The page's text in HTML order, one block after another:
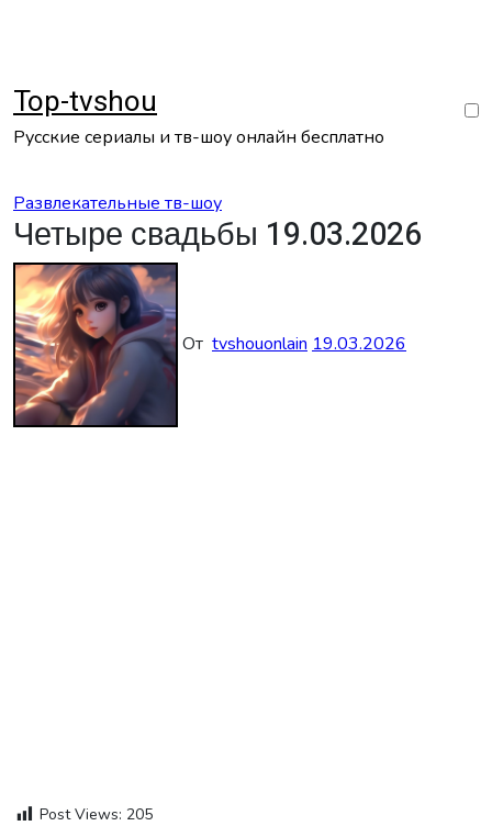
Top-tvshou
Русские сериалы и тв-шоу онлайн бесплатно
Развлекательные тв-шоу
Четыре свадьбы 19.03.2026
От tvshouonlain 19.03.2026
Post Views: 205